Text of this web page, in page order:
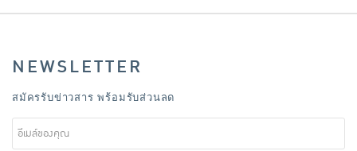
NEWSLETTER
สมัครรับข่าวสาร พร้อมรับส่วนลด